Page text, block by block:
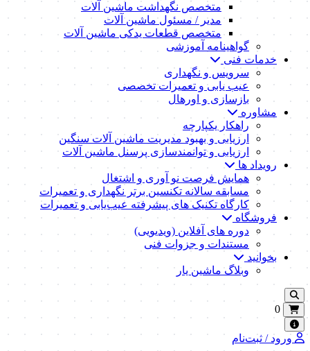
متخصص نگهداشت ماشین آلات
مدیر / مسئول ماشین آلات
متخصص قطعات یدکی ماشین آلات
گواهینامه آموزشی
خدمات فنی
سرویس و نگهداری
عیب یابی و تعمیرات تخصصی
بازسازی و اورهال
مشاوره
راهکار یکپارچه
ارزیابی و بهبود مدیریت ماشین آلات سنگین
ارزیابی و توانمندسازی پرسنل ماشین آلات
رویداد ها
همایش فرصت نو آوری و اشتغال
مسابقه سالانه تکنسین برتر نگهداری و تعمیرات
کارگاه تکنیک‌ های پیشرفته عیب‌یابی و تعمیرات
فروشگاه
دوره های آفلاین (ویدیویی)
مستندات و جزوات فنی
بخوانید
وبلاگ ماشین یار
0
ورود / ثبت‌نام